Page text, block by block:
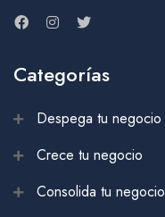
Categorías
Despega tu negocio
Crece tu negocio
Consolida tu negocio